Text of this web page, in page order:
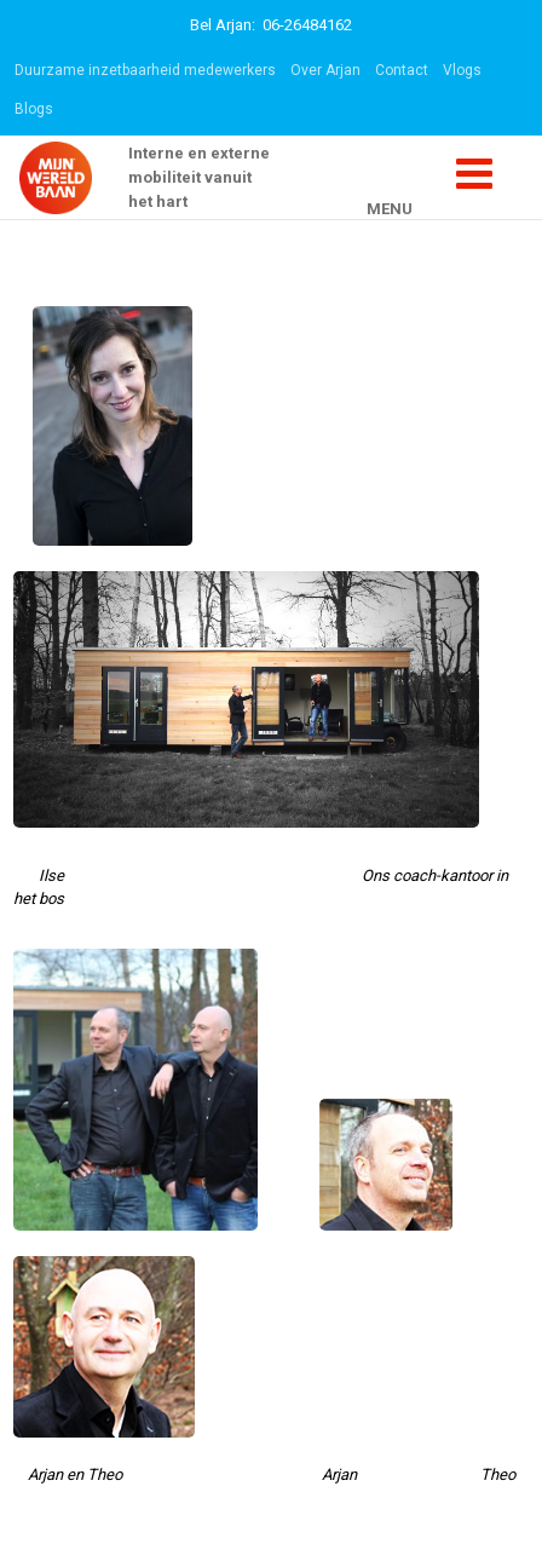
Bel Arjan: 06-26484162
Duurzame inzetbaarheid medewerkers Over Arjan Contact Vlogs
Blogs
Interne en externe
mobiliteit vanuit
het hart
MENU
Ilse
Ons coach-kantoor in
het bos
Arjan en Theo Arjan Theo